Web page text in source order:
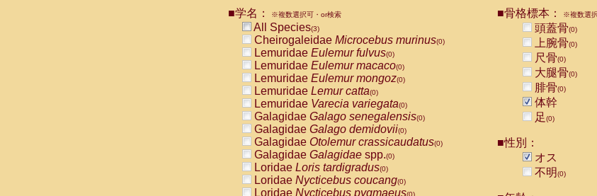
CebidaeCebus nigrivittatus
CebidaeCebus
CebidaeSaimiri boliviensis(0)
CebidaeSaimiri sciureus(0)
AtelidaeAlouatta caraya(0)
AtelidaeAlouatta fusca(0)
AtelidaeAlouatta seniculus
AtelidaeAlouattaspp.(0)
AtelidaeAteles belzebuth(0)
AtelidaeAteles geoffroyi(0)
AtelidaeAteles paniscus(0)
AtelidaeAtelesspp.(0)
Atelidae Lagothrix lagothricha
AtelidaeLagothrix lagothricha cana
PitheciidaeCacajao calvus rubicundus
■学名： ※複数選択可・or検索
All Species(3)
Cheirogaleidae Microcebus murinus(0)
Lemuridae Eulemur fulvus(0)
Lemuridae Eulemur macaco(0)
Lemuridae Eulemur mongoz(0)
Lemuridae Lemur catta(0)
Lemuridae Varecia variegata(0)
Galagidae Galago senegalensis(0)
Galagidae Galago demidovii(0)
Galagidae Otolemur crassicaudatus(0)
Galagidae Galagidae spp.(0)
Loridae Loris tardigradus(0)
Loridae Nycticebus coucang(0)
Loridae Nycticebus pygmaeus(0)
■骨格標本： ※複数選
頭蓋骨(0)
上腕骨(0)
尺骨(0)
大腿骨(0)
腓骨(0)
体幹
足(0)
■性別：
オス
不明(0)